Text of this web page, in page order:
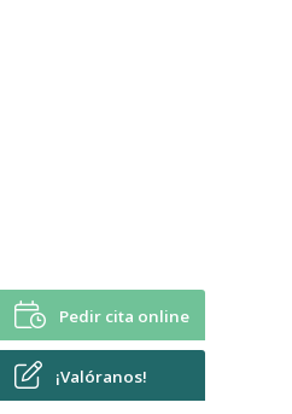
Pedir cita online
¡Valóranos!